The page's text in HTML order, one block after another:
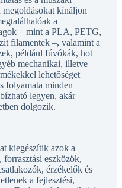
megoldásokat kínáljon
a
– mint a PLA, PETG,
filamentek –, valamint a
például fúvókák, hot
mechanikai, illetve
lehetőséget
folyamata minden
legyen, akár
dolgozik.
kiegészítik azok a
forrasztási eszközök,
érzékelők és
a fejlesztési,